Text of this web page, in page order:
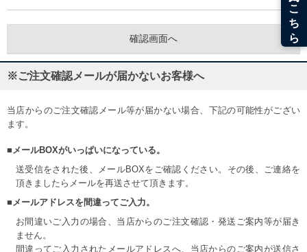
※ご注文確認メールが届かないお客様へ
当店からのご注文確認メール等が届かない場合、下記の可能性がござい
ます。
■メールBOXがいっぱいになっている。
送受信をされた後、メールBOXをご確認ください。その後、ご連絡を
頂きましたらメールを再送させて頂きます。
■メールアドレスを間違ってご入力。
お間違いご入力の場合、当店からのご注文確認・発送ご案内等が届き
ません。
間違ってご入力されたメールアドレスへ、当店からのご案内が送信さ